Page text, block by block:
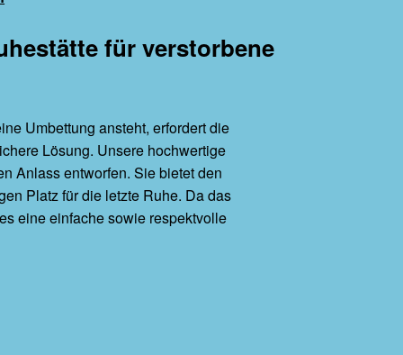
für verstorbene
Umbettung ansteht, erfordert die
Lösung. Unsere hochwertige
Anlass entworfen. Sie bietet den
Platz für die letzte Ruhe. Da das
eine einfache sowie respektvolle